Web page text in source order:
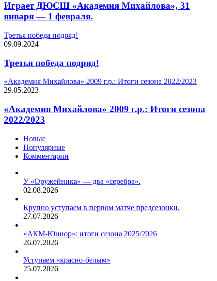
Играет ДЮСШ «Академия Михайлова», 31
января — 1 февраля.
Третья победа подряд!
09.09.2024
Третья победа подряд!
«Академия Михайлова» 2009 г.р.: Итоги сезона 2022/2023
29.05.2023
«Академия Михайлова» 2009 г.р.: Итоги сезона
2022/2023
Новые
Популярные
Комментарии
У «Оружейника» — два «серебра».
02.08.2026
Крупно уступаем в первом матче предсезонки.
27.07.2026
«АКМ-Юниор»: итоги сезона 2025/2026
26.07.2026
Уступаем «красно-белым»
25.07.2026